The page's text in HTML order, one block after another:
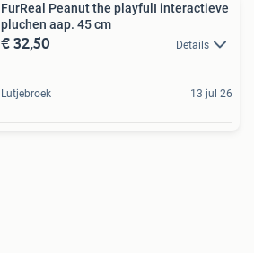
FurReal Peanut the playfulI interactieve
pluchen aap. 45 cm
€ 32,50 Details
Lutjebroek 13 jul 26